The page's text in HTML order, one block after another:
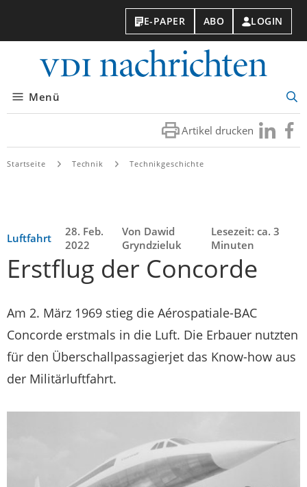
E-PAPER ABO LOGIN
Menü
Artikel drucken Besuchen
Sie
Sie
Startseite Technik Technikgeschichte
Luftfahrt
28. Feb.
2022
Von Dawid
Gryndzieluk
Lesezeit: ca. 3
Minuten
Erstflug der Concorde
Am 2. März 1969 stieg die Aérospatiale-BAC
Concorde erstmals in die Luft. Die Erbauer nutzten
für den Überschallpassagierjet das Know-how aus
der Militärluftfahrt.